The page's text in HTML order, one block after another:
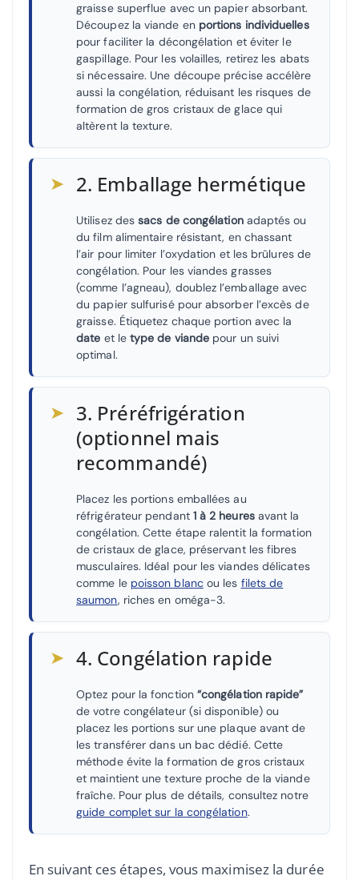
graisse superflue avec un papier absorbant.
Découpez la viande en portions individuelles
pour faciliter la décongélation et éviter le
gaspillage. Pour les volailles, retirez les abats
si nécessaire. Une découpe précise accélère
aussi la congélation, réduisant les risques de
formation de gros cristaux de glace qui
altèrent la texture.
➤ 2. Emballage hermétique
Utilisez dessacs de congélationadaptés ou
du film alimentaire résistant, en chassant
l’air pour limiter l’oxydation et les brûlures de
congélation. Pour les viandes grasses
(comme l’agneau), doublez l’emballage avec
du papier sulfurisé pour absorber l’excès de
graisse. Étiquetez chaque portion avec la
date et le type de viande pour un suivi
optimal.
➤ 3. Préréfrigération
(optionnel mais
recommandé)
Placez les portions emballées au
réfrigérateur pendant 1 à 2 heuresavant la
congélation. Cette étape ralentit la formation
de cristaux de glace, préservant les fibres
musculaires. Idéal pour les viandes délicates
comme le poisson blanc ou les filets de
saumon, riches en oméga-3.
➤ 4. Congélation rapide
Optez pour la fonction “congélation rapide”
de votre congélateur (si disponible) ou
placez les portions sur une plaque avant de
les transférer dans un bac dédié. Cette
méthode évite la formation de gros cristaux
et maintient une texture proche de la viande
fraîche. Pour plus de détails, consultez notre
guide complet sur la congélation.
En suivant ces étapes, vous maximisez la durée